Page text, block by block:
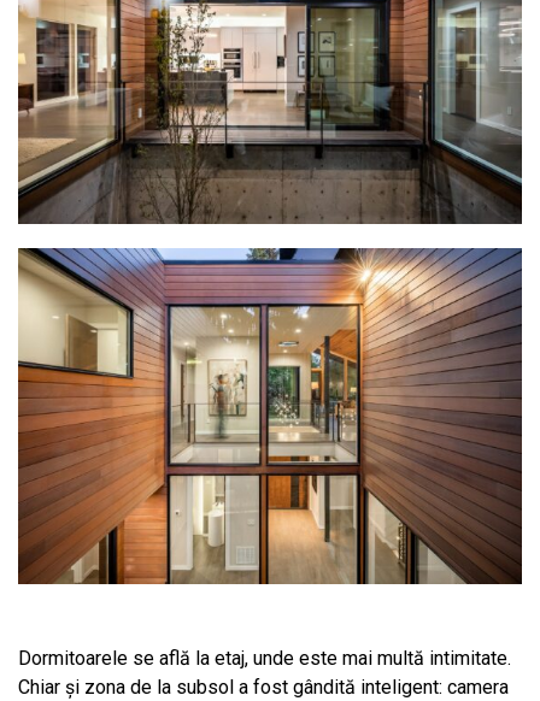
Dormitoarele se află la etaj, unde este mai multă intimitate.
Chiar și zona de la subsol a fost gândită inteligent: camera